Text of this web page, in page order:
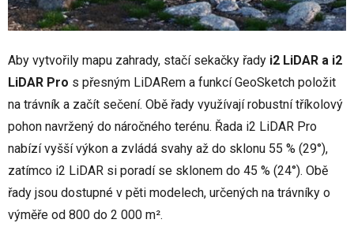
Aby vytvořily mapu zahrady, stačí sekačky řady i2 LiDAR a i2
LiDAR Pro s přesným LiDARem a funkcí GeoSketch položit
na trávník a začít sečení. Obě řady využívají robustní tříkolový
pohon navržený do náročného terénu. Řada i2 LiDAR Pro
nabízí vyšší výkon a zvládá svahy až do sklonu 55 % (29°),
zatímco i2 LiDAR si poradí se sklonem do 45 % (24°). Obě
řady jsou dostupné v pěti modelech, určených na trávníky o
výměře od 800 do 2 000 m².